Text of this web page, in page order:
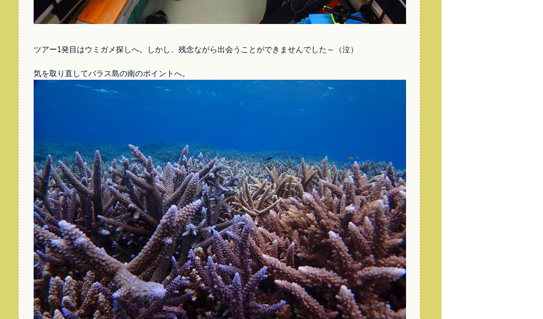
ツアー1発目はウミガメ探しへ。しかし、残念ながら出会うことができませんでした～（泣）
気を取り直してバラス島の南のポイントへ。